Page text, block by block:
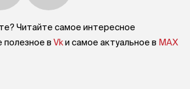
Читайте самое интересное
полезное в Vkи самое актуальное в MAX